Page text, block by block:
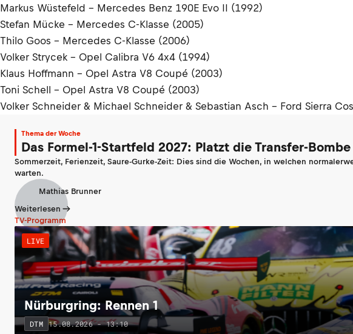
Markus Wüstefeld - Mercedes Benz 190E Evo II (1992)
Stefan Mücke - Mercedes C-Klasse (2005)
Thilo Goos - Mercedes C-Klasse (2006)
Volker Strycek - Opel Calibra V6 4x4 (1994)
Klaus Hoffmann - Opel Astra V8 Coupé (2003)
Toni Schell - Opel Astra V8 Coupé (2003)
Volker Schneider & Michael Schneider & Sebastian Asch - Ford Sierra
Thema der Woche
Das Formel-1-Startfeld 2027: Platzt die Transfer-
Sommerzeit, Ferienzeit, Saure-Gurke-Zeit: Dies sind die Wochen, in welchen
warten.
Mathias Brunner
Weiterlesen
TV-Programm
LIVE
Nürburgring: Rennen 1
DTM 15.08.2026 - 13:10